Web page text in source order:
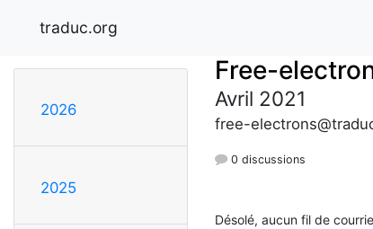
traduc.org
2026
2025
Free-
Avril 2021
free-
0 discussions
Désolé, aucun fil de